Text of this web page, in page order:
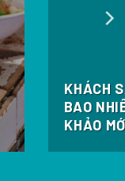
KHÁCH
BAO
KHẢO